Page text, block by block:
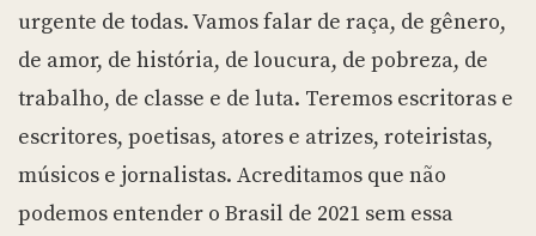
urgente de todas. Vamos falar de raça, de gênero,
de amor, de história, de loucura, de pobreza, de
trabalho, de classe e de luta. Teremos escritoras e
escritores, poetisas, atores e atrizes, roteiristas,
músicos e jornalistas. Acreditamos que não
podemos entender o Brasil de 2021 sem essa